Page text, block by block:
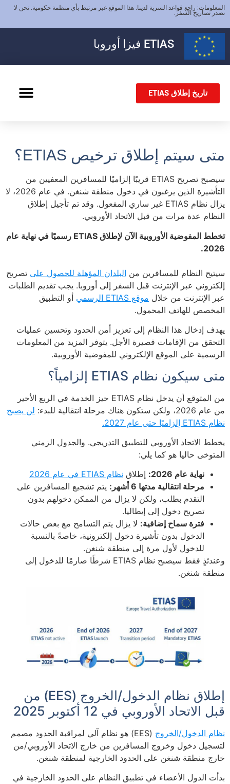
المعلومات: راجع قواعد السرية لدينا. هذا الموقع غير مرتبط بأي منظمة حكومية. نحن لا
نصدر تصاريح السفر.
ETIAS فيزا أوروبا
تاريخ إطلاق ETIAS
متى سيتم إطلاق ترخيص ETIAS؟
سيصبح تصريح ETIAS قريبًا إلزاميًا للمسافرين المعفيين من
التأشيرة الذين يرغبون في دخول منطقة شنغن. في عام 2026، لا
يزال نظام ETIAS غير ساري المفعول. وقد تم تأجيل إطلاق
النظام عدة مرات من قبل الاتحاد الأوروبي.
تخطط المفوضية الأوروبية الآن لإطلاق ETIAS رسميًا في نهاية عام
2026.
سيتيح النظام للمسافرين من البلدان المؤهلة للحصول على تصريح
إلكتروني عبر الإنترنت قبل السفر إلى أوروبا. يجب تقديم الطلبات
عبر الإنترنت من خلال موقع ETIAS الرسمي
أو التطبيق
المخصص للهاتف المحمول.
يهدف إدخال هذا النظام إلى تعزيز أمن الحدود وتحسين عمليات
التحقق من الإقامات قصيرة الأجل. يتوفر المزيد من المعلومات
الرسمية على الموقع الإلكتروني للمفوضية الأوروبية.
متى سيكون نظام ETIAS إلزامياً؟
من المتوقع أن يدخل نظام ETIAS حيز الخدمة في الربع الأخير
من عام 2026، ولكن ستكون هناك مرحلة انتقالية للبدء:
لن يصبح
نظام ETIAS إلزاميًا حتى عام 2027.
يخطط الاتحاد الأوروبي للتطبيق التدريجي. والجدول الزمني
المتوخى حاليا هو كما يلي:
نهاية عام 2026:
إطلاق نظام ETIAS في عام 2026
مرحلة انتقالية مدتها 6 أشهر:
يتم تشجيع المسافرين على
التقدم بطلب، ولكن لا يزال من الممكن دخولهم بدون
تصريح دخول إلى إيطاليا.
فترة سماح إضافية: لا يزال يتم التسامح مع بعض حالات
الدخول بدون تأشيرة دخول إلكترونية، خاصةً بالنسبة
للدخول لأول مرة إلى منطقة شنغن.
وعندئذٍ فقط سيصبح نظام ETIAS شرطًا صارمًا للدخول إلى
منطقة شنغن.
إطلاق نظام الدخول/الخروج (EES) من
قبل الاتحاد الأوروبي في 12 أكتوبر 2025
نظام الدخول/الخروج
(EES) هو نظام آلي لمراقبة الحدود مصمم
لتسجيل دخول وخروج المسافرين من خارج الاتحاد الأوروبي/من
خارج منطقة شنغن على الحدود الخارجية لمنطقة شنغن.
بدأت الدول الأعضاء في تطبيق النظام على الحدود الخارجية في